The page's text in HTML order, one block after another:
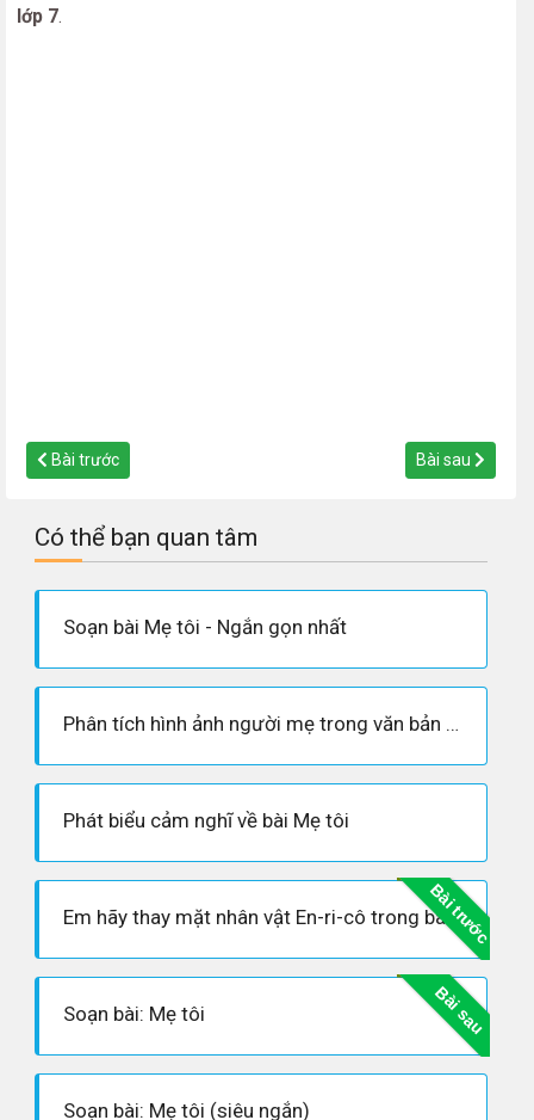
lớp 7.
Bài trước Bài sau
Có thể bạn quan tâm
Soạn bài Mẹ tôi - Ngắn gọn nhất
Phân tích hình ảnh người mẹ trong văn bản Mẹ tôi
Phát biểu cảm nghĩ về bài Mẹ tôi
Bài trước
Em hãy thay mặt nhân vật En-ri-cô trong bài văn Mẹ tôi (trích từ tác phẩm Những tấm lòng cao cả của Ét-môn-đô đờ A-mi- xi) để viết một bức thư cho bố, bày tỏ sự ân hận vì đã trót nói lời thiếu lễ độ với người mẹ kính yêu.
Bài sau
Soạn bài: Mẹ tôi
Soạn bài: Mẹ tôi (siêu ngắn)